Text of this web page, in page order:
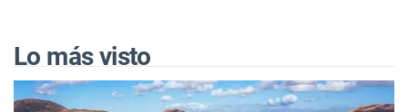
Lo más visto